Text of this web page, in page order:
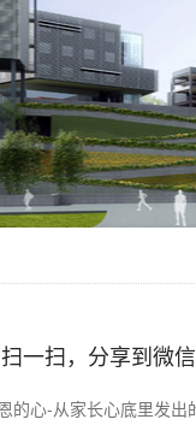
扫一扫，分享到微信